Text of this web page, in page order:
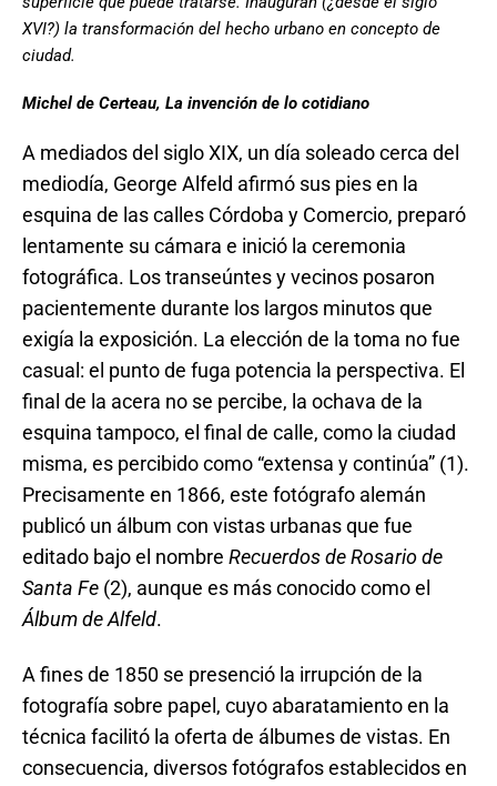
XVI?) la transformación del hecho urbano en concepto de
ciudad.
Michel de Certeau, La invención de lo cotidiano
A mediados del siglo XIX, un día soleado cerca del
mediodía, George Alfeld afirmó sus pies en la
esquina de las calles Córdoba y Comercio, preparó
lentamente su cámara e inició la ceremonia
fotográfica. Los transeúntes y vecinos posaron
pacientemente durante los largos minutos que
exigía la exposición. La elección de la toma no fue
casual: el punto de fuga potencia la perspectiva. El
final de la acera no se percibe, la ochava de la
esquina tampoco, el final de calle, como la ciudad
misma, es percibido como “extensa y continúa” (1).
Precisamente en 1866, este fotógrafo alemán
publicó un álbum con vistas urbanas que fue
editado bajo el nombre Recuerdos de Rosario de
Santa Fe (2), aunque es más conocido como el
Álbum de Alfeld.
A fines de 1850 se presenció la irrupción de la
fotografía sobre papel, cuyo abaratamiento en la
técnica facilitó la oferta de álbumes de vistas. En
consecuencia, diversos fotógrafos establecidos en